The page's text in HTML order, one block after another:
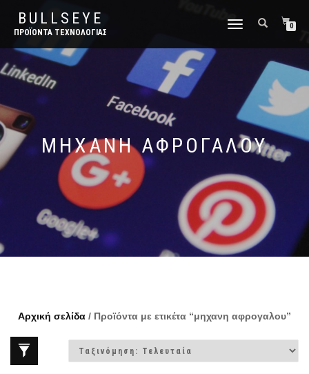
BULLSEYE
ΠΡΟΪΌΝΤΑ ΤΕΧΝΟΛΟΓΊΑΣ
ΕΝΑΛΛΑΓΉ
0
ΜΗΧΑΝΗ ΑΦΡΟΓΑΛΟΥ
Αρχική σελίδα / Προϊόντα με ετικέτα “μηχανη αφρογαλου”